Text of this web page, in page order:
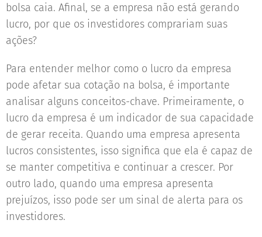
bolsa caia. Afinal, se a empresa não está gerando
lucro, por que os investidores comprariam suas
ações?
Para entender melhor como o lucro da empresa
pode afetar sua cotação na bolsa, é importante
analisar alguns conceitos-chave. Primeiramente, o
lucro da empresa é um indicador de sua capacidade
de gerar receita. Quando uma empresa apresenta
lucros consistentes, isso significa que ela é capaz de
se manter competitiva e continuar a crescer. Por
outro lado, quando uma empresa apresenta
prejuízos, isso pode ser um sinal de alerta para os
investidores.